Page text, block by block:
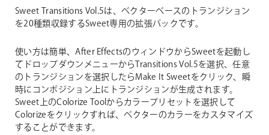
Sweet Transitions Vol.5は、ベクターベースのトランジション
を20種類収録するSweet専用の拡張パックです。
使い方は簡単、After EffectsのウィンドウからSweetを起動し
てドロップダウンメニューからTransitions Vol.5を選択、任意
のトランジションを選択したらMake It Sweetをクリック、瞬
時にコンポジション上にトランジションが生成されます。
Sweet上のColorize Toolからカラープリセットを選択して
Colorizeをクリックすれば、ベクターのカラーをカスタマイズ
することができます。